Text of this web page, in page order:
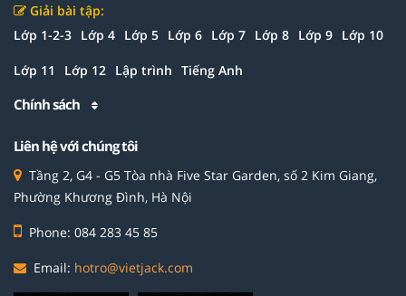
Giải bài tập:
Lớp 1-2-3 Lớp 4 Lớp 5 Lớp 6 Lớp 7 Lớp 8 Lớp 9 Lớp 10
Lớp 11 Lớp 12 Lập trình Tiếng Anh
Chính sách
Liên hệ với chúng tôi
Tầng 2, G4 - G5 Tòa nhà Five Star Garden, số 2 Kim Giang,
Phường Khương Đình, Hà Nội
Phone: 084 283 45 85
Email: hotro@vietjack.com